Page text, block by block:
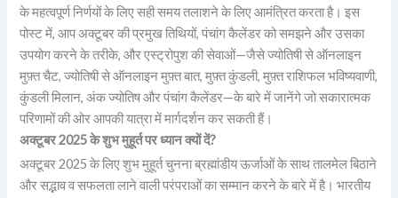
के महत्वपूर्ण निर्णयों के लिए सही समय तलाशने के लिए आमंत्रित करता है। इस
पोस्ट में, आप अक्टूबर की प्रमुख तिथियों, पंचांग कैलेंडर को समझने और उसका
उपयोग करने के तरीके, और एस्ट्रोपुश की सेवाओं—जैसे ज्योतिषी से ऑनलाइन
मुफ़्त चैट, ज्योतिषी से ऑनलाइन मुफ़्त बात, मुफ़्त कुंडली, मुफ़्त राशिफल भविष्यवाणी,
कुंडली मिलान, अंक ज्योतिष और पंचांग कैलेंडर—के बारे में जानेंगे जो सकारात्मक
परिणामों की ओर आपकी यात्रा में मार्गदर्शन कर सकती हैं।
अक्टूबर 2025 के शुभ मुहूर्त पर ध्यान क्यों दें?
अक्टूबर 2025 के लिए शुभ मुहूर्त चुनना ब्रह्मांडीय ऊर्जाओं के साथ तालमेल बिठाने
और सद्भाव व सफलता लाने वाली परंपराओं का सम्मान करने के बारे में है। भारतीय